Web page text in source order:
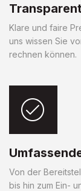
Klare und faire
uns wissen Sie
rechnen können.
Von der
bis hin zum Ein-